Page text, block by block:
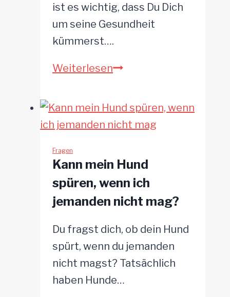
ist es wichtig, dass Du Dich
um seine Gesundheit
kümmerst….
WeiterlesenWie
sollte
man
eine
Wurmkur
geben?
Intervalle
für
die
Entwurmung
Fragen
Kann mein Hund
spüren, wenn ich
jemanden nicht mag?
Du fragst dich, ob dein Hund
spürt, wenn du jemanden
nicht magst? Tatsächlich
haben Hunde…